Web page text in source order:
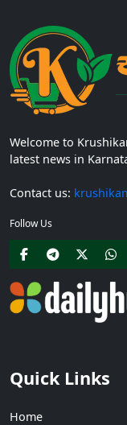
Welcome to
latest news in
Contact us:
Follow Us
Quick Links
Home